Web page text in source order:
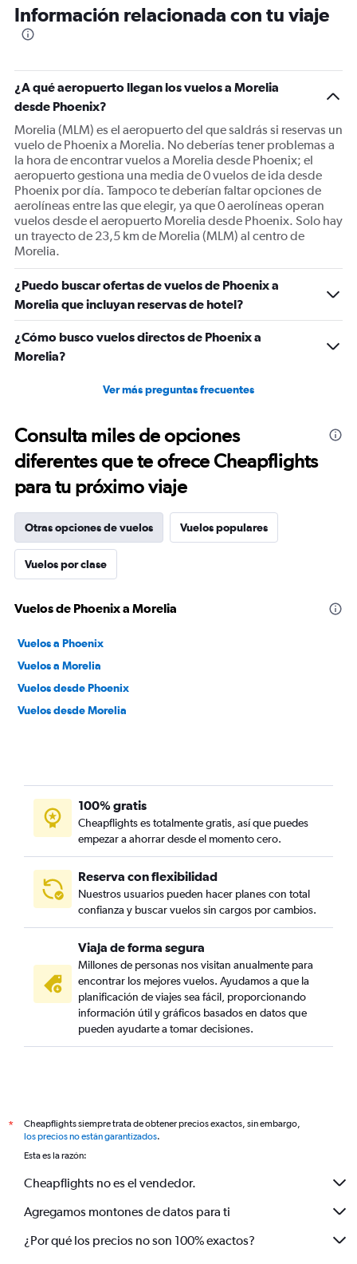
Información relacionada con tu viaje
¿A qué aeropuerto llegan los vuelos a Morelia
desde Phoenix?
Morelia (MLM) es el aeropuerto del que saldrás si reservas un
vuelo de Phoenix a Morelia. No deberías tener problemas a
la hora de encontrar vuelos a Morelia desde Phoenix; el
aeropuerto gestiona una media de 0 vuelos de ida desde
Phoenix por día. Tampoco te deberían faltar opciones de
aerolíneas entre las que elegir, ya que 0 aerolíneas operan
vuelos desde el aeropuerto Morelia desde Phoenix. Solo hay
un trayecto de 23,5 km de Morelia (MLM) al centro de
Morelia.
¿Puedo buscar ofertas de vuelos de Phoenix a
Morelia que incluyan reservas de hotel?
¿Cómo busco vuelos directos de Phoenix a
Morelia?
Ver más preguntas frecuentes
Consulta miles de opciones
diferentes que te ofrece Cheapflights
para tu próximo viaje
Otras opciones de vuelos Vuelos populares
Vuelos por clase
Vuelos de Phoenix a Morelia
Vuelos a Phoenix
Vuelos a Morelia
Vuelos desde Phoenix
Vuelos desde Morelia
100% gratis
Cheapflights es totalmente gratis, así que puedes
empezar a ahorrar desde el momento cero.
Reserva con flexibilidad
Nuestros usuarios pueden hacer planes con total
confianza y buscar vuelos sin cargos por cambios.
Viaja de forma segura
Millones de personas nos visitan anualmente para
encontrar los mejores vuelos. Ayudamos a que la
planificación de viajes sea fácil, proporcionando
información útil y gráficos basados en datos que
pueden ayudarte a tomar decisiones.
*
Cheapflights siempre trata de obtener precios exactos, sin embargo,
los precios no están garantizados.
Esta es la razón:
Cheapflights no es el vendedor.
Agregamos montones de datos para ti
¿Por qué los precios no son 100% exactos?